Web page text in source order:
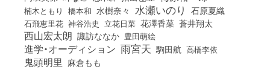
楠木ともり 橋本和 水樹奈々 水瀬いのり 石原夏織
石飛恵里花 神谷浩史 立花日菜 花澤香菜 蒼井翔太
西山宏太朗 諏訪ななか 豊田萌絵
進学・オーディション 雨宮天 駒田航 高橋李依
鬼頭明里 麻倉もも